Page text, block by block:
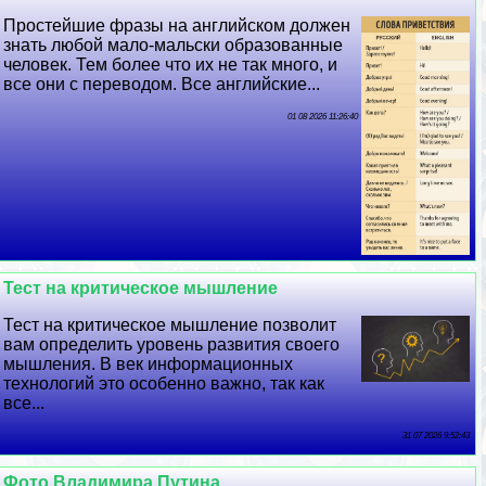
Простейшие фразы на английском должен
знать любой мало-мальски образованные
человек. Тем более что их не так много, и
все они с переводом. Все английские...
01 08 2026 11:26:40
Тест на критическое мышление
Тест на критическое мышление позволит
вам определить уровень развития своего
мышления. В век информационных
технологий это особенно важно, так как
все...
31 07 2026 9:52:43
Фото Владимира Путина